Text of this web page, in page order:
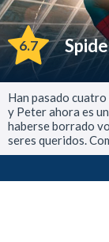
6.7
Han pasado cuatro
y Peter ahora es
haberse borrado
seres queridos.